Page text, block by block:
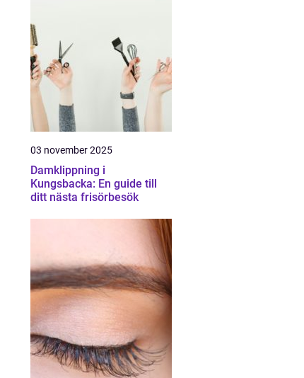
03 november 2025
Damklippning i
Kungsbacka: En guide till
ditt nästa frisörbesök